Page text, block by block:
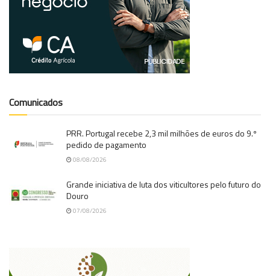
Comunicados
PRR. Portugal recebe 2,3 mil milhões de euros do 9.º
pedido de pagamento
08/08/2026
Grande iniciativa de luta dos viticultores pelo futuro do
Douro
07/08/2026